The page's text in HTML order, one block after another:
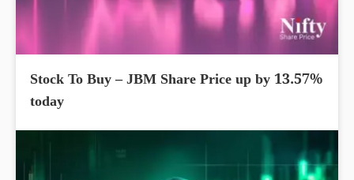
Stock To Buy – JBM Share Price up by 13.57%
today